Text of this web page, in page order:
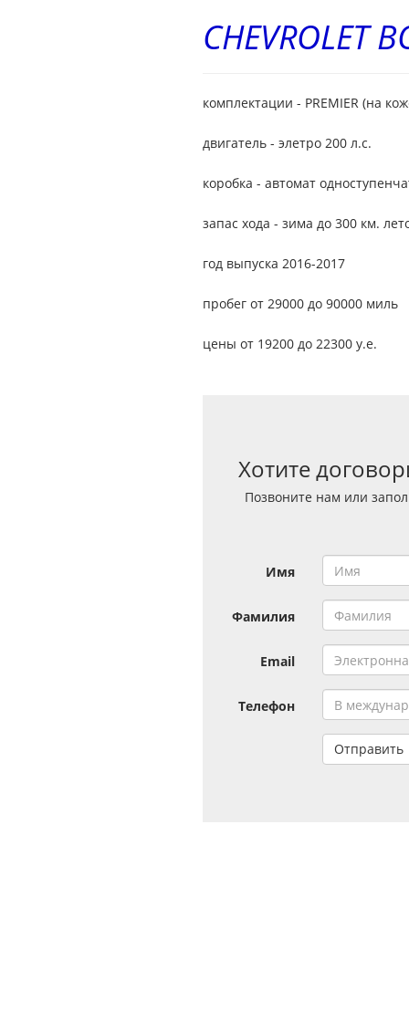
CHEVROLET
комплектации - PREMIER (на
двигатель - элетро 200 л.с.
коробка - автомат
запас хода - зима до 300 км.
год выпуска 2016-2017
пробег от 29000 до 90000 миль
цены от 19200 до 22300 у.е.
Хотите
Позвоните нам или
Имя
Фамилия
Email
Телефон
Отправить